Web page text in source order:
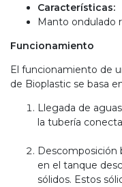
Características:
Manto ondulado
Funcionamiento
El funcionamiento de
de Bioplastic se basa
Llegada de
la tubería
Descomposición
en el tanque
sólidos. Estos